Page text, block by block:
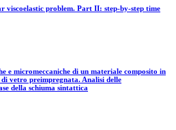
viscoelastic problem. Part II: step-by-step time
e micromeccaniche di un materiale composito in
vetro preimpregnata. Analisi delle
della schiuma sintattica